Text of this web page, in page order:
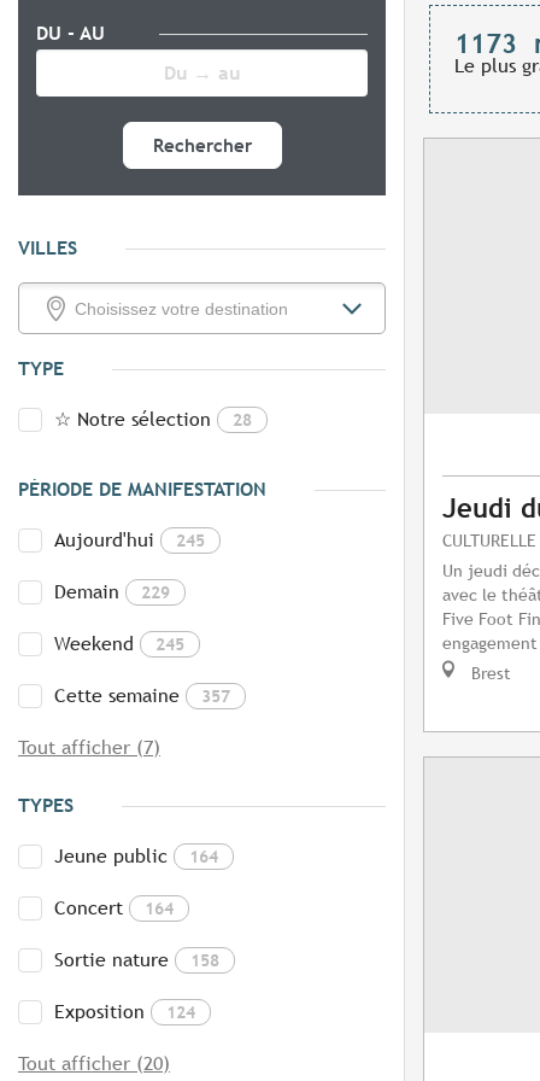
DU - AU
Rechercher
VILLES
TYPE
☆ Notre sélection 28
PÉRIODE DE MANIFESTATION
Aujourd'hui 245
Demain 229
Weekend 245
Cette semaine 357
Tout afficher (7)
TYPES
Jeune public 164
Concert 164
Sortie nature 158
Exposition 124
Tout afficher (20)
1173
Le plus
Jeudi
CULTURELLE
Un jeudi
avec le
Five Foot
Brest